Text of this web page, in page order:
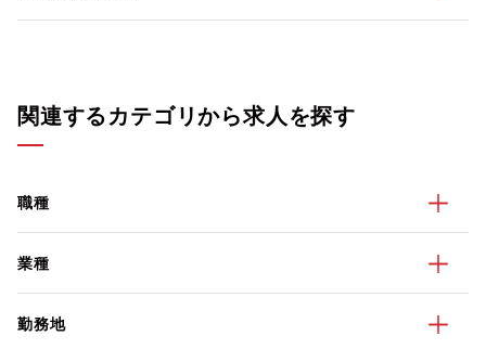
関連するカテゴリから求人を探す
職種
業種
勤務地